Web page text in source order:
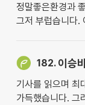
정말좋은환경과
그저 부럽습니다.
182. 이승비
기사를 읽으며 최
가득했습니다. 그